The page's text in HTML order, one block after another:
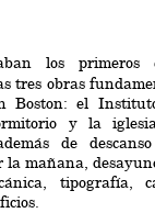
los primeros
tres obras
Boston: el
y la
de
la mañana,
tipografía,